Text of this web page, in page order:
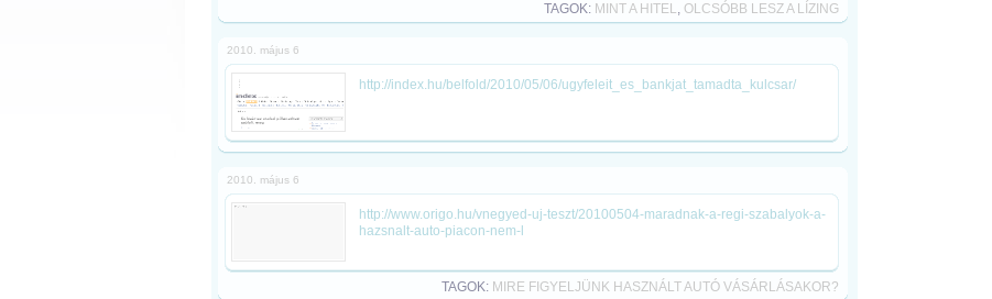
TAGOK: MINT A HITEL, OLCSÓBB LESZ A LÍZING
2010. május 6
http://index.hu/belfold/2010/05/06/ugyfeleit_es_bankjat_tamadta_kulcsar/
2010. május 6
http://www.origo.hu/vnegyed-uj-teszt/20100504-maradnak-a-regi-szabalyok-a-
hazsnalt-auto-piacon-nem-l
TAGOK: MIRE FIGYELJÜNK HASZNÁLT AUTÓ VÁSÁRLÁSAKOR?